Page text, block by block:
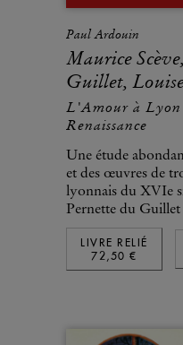
Paul Ardouin
Maurice
Guillet,
L'Amour à Lyon
Renaissance
Une étude
et des œuvres de
lyonnais du XVIe
Pernette du
LIVRE RELIÉ
72,50 €